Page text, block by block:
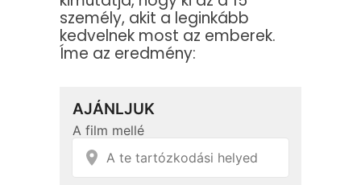
személy, akit a leginkább
kedvelnek most az emberek.
Íme az eredmény: